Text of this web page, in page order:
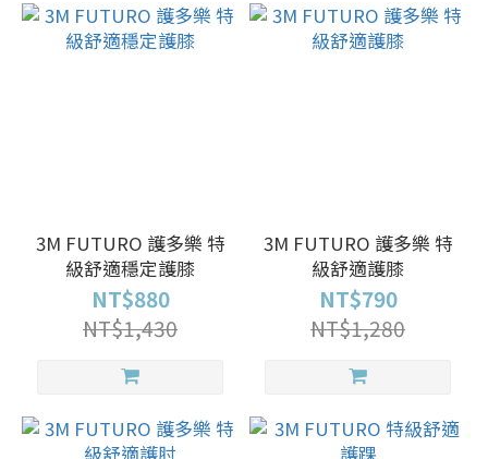
3M FUTURO 護多樂 特
級舒適穩定護膝
NT$880
NT$1,430
3M FUTURO 護多樂 特
級舒適護膝
NT$790
NT$1,280